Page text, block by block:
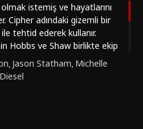
istemiş ve hayatlarını
Cipher adındaki gizemli bir
tehtid ederek kullanır.
Hobbs ve Shaw birlikte ekip
oğlununu Cipher'in
çetesine tekrar geri
başlar. Hızlı ve Öfkeli
izleyicileriyle buluşuyor.
Furious)" Filmini Türkçe
olarak SonHDFilm.net' de izle.
, Jason Statham, Michelle